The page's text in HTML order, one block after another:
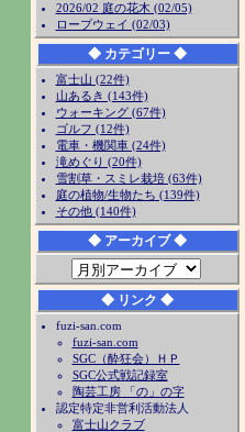
2026/02 庭の花木 (02/05)
ロープウェイ (02/03)
◆ カテゴリー ◆
富士山 (22件)
山あるき (143件)
ウォーキング (67件)
ゴルフ (12件)
電車・機関車 (24件)
滝めぐり (20件)
雪割草・スミレ栽培 (63件)
庭の植物/生物たち (139件)
その他 (140件)
◆ アーカイブ ◆
◆ リンク ◆
fuzi-san.com
fuzi-san.com
SGC（酔狂会）ＨＰ
SGC公式戦記録室
陶芸工房 「の」の字
認定特定非営利活動法人
富士山クラブ